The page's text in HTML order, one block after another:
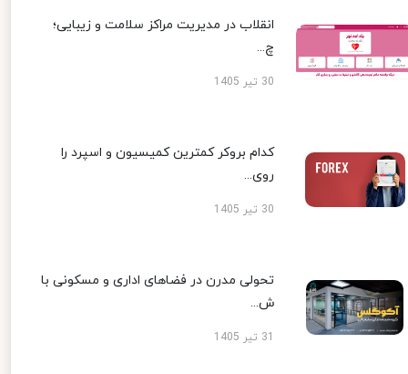
انقلاب در مدیریت مراکز سلامت و زیبایی؛
چ...
30 تیر 1405
کدام بروکر کمترین کمیسیون و اسپرد را
روی...
30 تیر 1405
تحولی مدرن در فضاهای اداری و مسکونی با
ش...